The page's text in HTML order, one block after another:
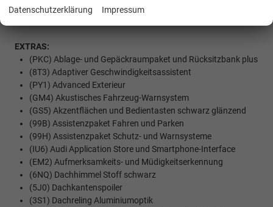
(2C5) Lenkradeinstellung manuell
EXTRAS:
(PKC) Ablage- und Gepäckraumpaket und Rücksitzbank plus
(8T3) Adaptiver Geschwindigkeitsassistent
(PY1) Advanced Exterieur
(GM4) Akustisches Fahrzeug-Warnsystem
(GS5) Akzentflächen und Bedientasten schwarz glänzend
(99B) Assistenzpaket Fahren und Parken
(99H) Assistenzpaket Schutz- und Warnsysteme
(IU6) Audi Application Store und Smartphone-Interface
(EM2) Aufmerksamkeits- und Müdigkeitserkennung
(6NQ) Dachhimmel Stoff schwarz
(5J0) Dachkantenspoiler
(3S1) Dachreling Aluminiumoptik
Datenschutzerklärung Impressum